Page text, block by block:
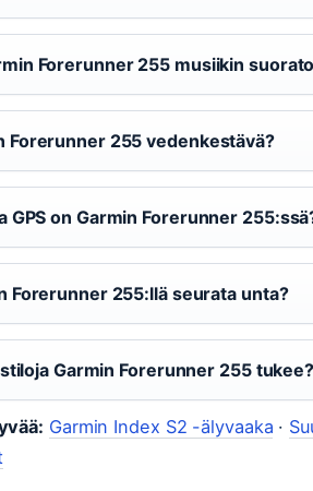
Forerunner 255 musiikin
Forerunner 255 vedenkestävä?
GPS on Garmin Forerunner
Forerunner 255:llä seurata unta?
Garmin Forerunner 255
Garmin Index S2 -älyvaaka ·